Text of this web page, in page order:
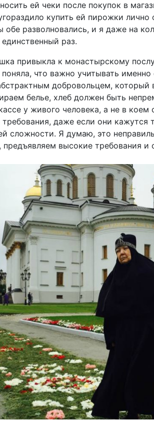
ей чеки после покупок в
купить ей пирожки лично
обе разволновались, и я даже на
раз.
привыкла к монастырскому
что важно учитывать
добровольцем, который
белье, хлеб должен быть
у живого человека, а не в
требования, даже если они
сложности. Я думаю, это
высокие требования и